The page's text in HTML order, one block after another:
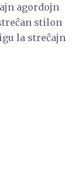
agordojn
stilon
la streĉajn